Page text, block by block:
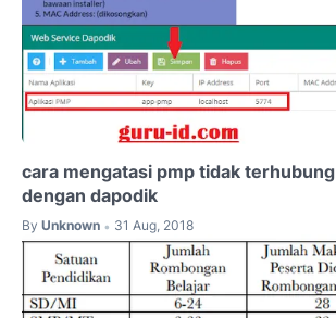
cara mengatasi pmp tidak terhubung
dengan dapodik
By Unknown • 31 Aug, 2018